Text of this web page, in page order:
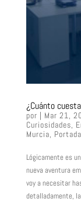
¿Cuánto
por Mar 21,
Curiosidades,
Murcia, Portada
Lógicamente es
nueva aventura
voy a necesitar
detalladamente,